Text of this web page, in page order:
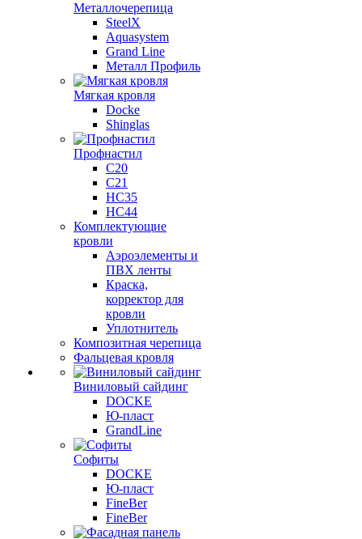
Металлочерепица
SteelX
Aquasystem
Grand Line
Металл Профиль
Мягкая кровля
Docke
Shinglas
Профнастил
C20
C21
НС35
НС44
Комплектующие
кровли
Аэроэлементы и
ПВХ ленты
Краска,
корректор для
кровли
Уплотнитель
Композитная черепица
Фальцевая кровля
Виниловый сайдинг
DOCKE
Ю-пласт
GrandLine
Софиты
DOCKE
Ю-пласт
FineBer
FineBer